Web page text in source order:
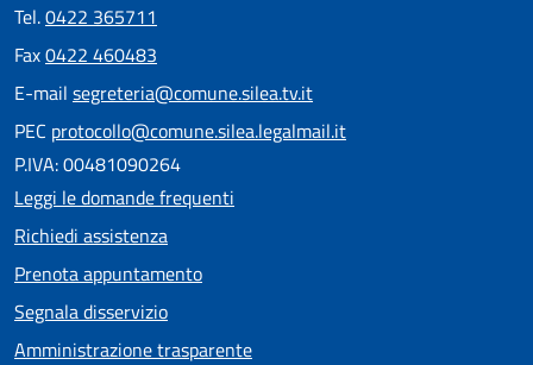
Tel.0422 365711
Fax0422 460483
E-mail segreteria@comune.silea.tv.it
PEC protocollo@comune.silea.legalmail.it
P.IVA: 00481090264
Leggi le domande frequenti
Richiedi assistenza
Prenota appuntamento
Segnala disservizio
Amministrazione trasparente